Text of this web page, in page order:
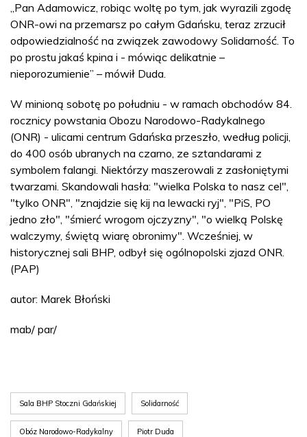
„Pan Adamowicz, robiąc woltę po tym, jak wyrazili zgodę
ONR-owi na przemarsz po całym Gdańsku, teraz zrzucił
odpowiedzialność na związek zawodowy Solidarność. To
po prostu jakaś kpina i - mówiąc delikatnie –
nieporozumienie” – mówił Duda.
W minioną sobotę po południu - w ramach obchodów 84.
rocznicy powstania Obozu Narodowo-Radykalnego
(ONR) - ulicami centrum Gdańska przeszło, według policji,
do 400 osób ubranych na czarno, ze sztandarami z
symbolem falangi. Niektórzy maszerowali z zasłoniętymi
twarzami. Skandowali hasła: "wielka Polska to nasz cel",
"tylko ONR", "znajdzie się kij na lewacki ryj", "PiS, PO
jedno zło", "śmierć wrogom ojczyzny", "o wielką Polskę
walczymy, świętą wiarę obronimy". Wcześniej, w
historycznej sali BHP, odbył się ogólnopolski zjazd ONR.
(PAP)
autor: Marek Błoński
mab/ par/
Sala BHP Stoczni Gdańskiej Solidarność
Obóz Narodowo-Radykalny Piotr Duda